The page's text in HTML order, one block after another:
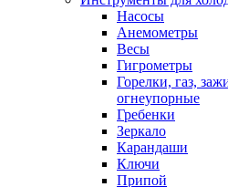
Насосы
Анемометры
Весы
Гигрометры
Горелки, газ,
огнеупорные
Гребенки
Зеркало
Карандаши
Ключи
Припой